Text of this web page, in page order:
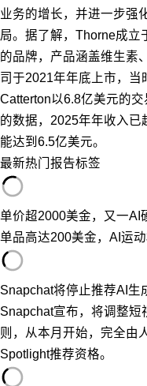
业务的增长，并进一步强
局。据了解，Thorne成立
的品牌，产品涵盖维生素
司于2021年年底上市，当
Catterton以6.8亿美元的
的数据，2025年年收入
能达到6.5亿美元。
最新热门 报告标签
单价超2000美金，又一AI
单品高达200美金，AI运动
Snapchat将停止推荐AI生
Snapchat宣布，将调整
则，从本月开始，完全由
Spotlight推荐资格。